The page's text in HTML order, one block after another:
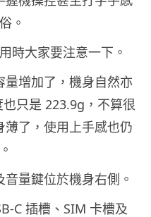
。
時大家要注意一下。
增加了，機身自然亦
只是 223.9g，不算很
了，使用上手感也仍
量鍵位於機身右側。
C 插槽、SIM 卡槽及